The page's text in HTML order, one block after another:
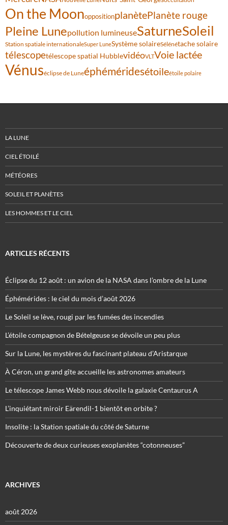
On the MoonoppositionplanètePlanète rouge
Pleine Lunepollution lumineuseSaturneSoleil
Station spatiale internationaleSuper LuneSystème solaireSélénétache solaire
télescopetélescope spatial HubblevidéoVLTVoie lactée
Vénuséclipse de Luneéphéméridesétoileétoile polaire
LA LUNE
CIEL ÉTOILÉ
MÉTÉORES
SOLEIL ET PLANÈTES
LES HOMMES ET LE CIEL
ARTICLES RÉCENTS
Éclipse du 12 août : un avion de la NASA dans l’ombre de la Lune
Éphémérides : le ciel du mois d’août 2026
Le Soleil se lève, rougi par les fumées des incendies
L’étoile compagnon de Bételgeuse se dévoile un peu plus
Sur la Lune, les mystères du fascinant plateau d’Aristarque
À Céron, un grand gîte accueille les astronomes amateurs
Le télescope James Webb nous dévoile la galaxie Centaurus A
L’inquiétant miroir Eärendil-1 bientôt en orbite ?
Insolite : la Station spatiale du côté de Saturne
Découverte de deux curieuses exoplanètes “cotonneuses”
ARCHIVES
août 2026